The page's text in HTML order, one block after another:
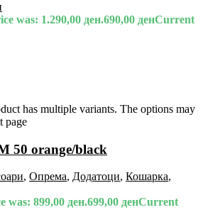
was: 1.290,00 ден.690,00 денCurrent
has multiple variants. The options may
page
50 orange/black
, Опрема, Додатоци, Кошарка,
was: 899,00 ден.699,00 денCurrent